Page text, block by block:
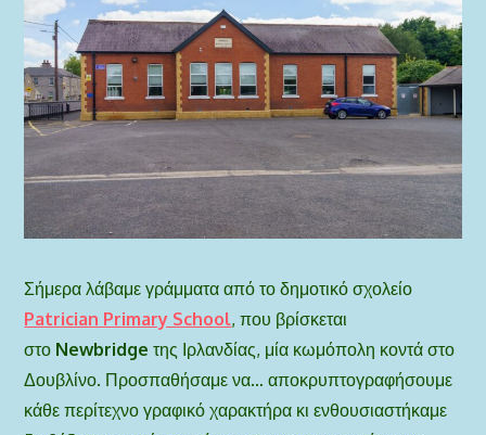
Σήμερα λάβαμε γράμματα από το δημοτικό σχολείο
Patrician Primary School, που βρίσκεται
στο Newbridge της Ιρλανδίας, μία κωμόπολη κοντά στο
Δουβλίνο. Προσπαθήσαμε να… αποκρυπτογραφήσουμε
κάθε περίτεχνο γραφικό χαρακτήρα κι ενθουσιαστήκαμε